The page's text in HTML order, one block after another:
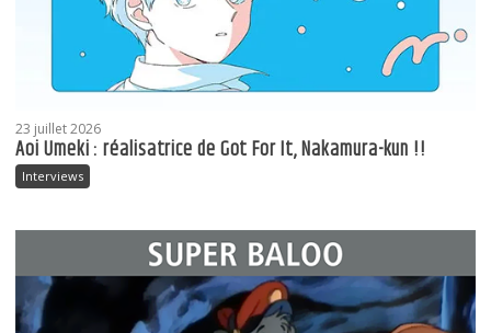
23 juillet 2026
Aoi Umeki : réalisatrice de Got For It, Nakamura-kun !!
Interviews